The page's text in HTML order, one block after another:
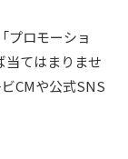
プロモーショ
当てはまりませ
CMや公式SNS